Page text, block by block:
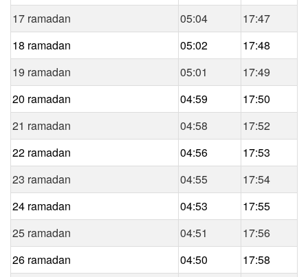
17 ramadan
05:04
17:47
18 ramadan
05:02
17:48
19 ramadan
05:01
17:49
20 ramadan
04:59
17:50
21 ramadan
04:58
17:52
22 ramadan
04:56
17:53
23 ramadan
04:55
17:54
24 ramadan
04:53
17:55
25 ramadan
04:51
17:56
26 ramadan
04:50
17:58